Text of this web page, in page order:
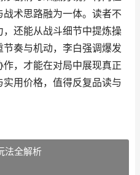
术思路融为一体。读者不
还能从战斗细节中提炼操
奏与机动，李白强调爆发
，才能在对局中展现真正
用价格，值得反复品读与
法全解析